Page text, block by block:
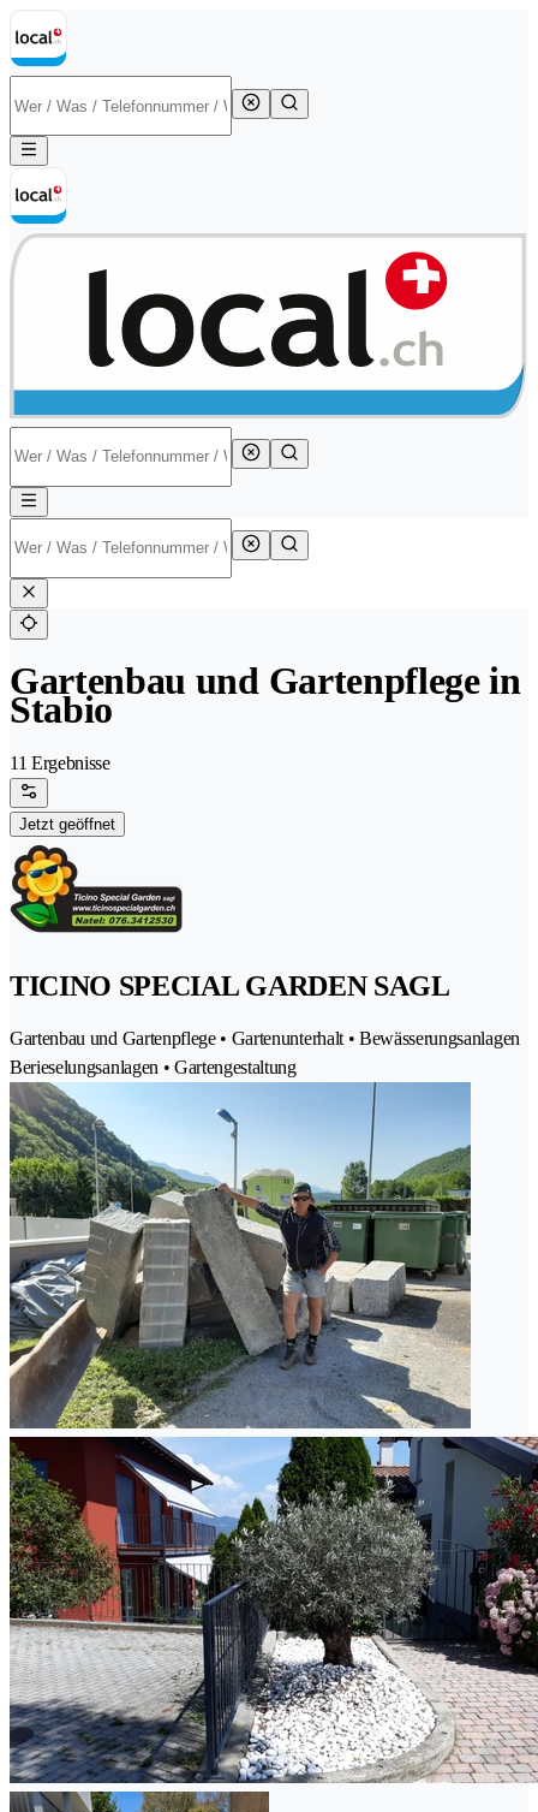
Gartenbau und Gartenpflege in
Stabio
11 Ergebnisse
Jetzt geöffnet
TICINO SPECIAL GARDEN SAGL
Gartenbau und Gartenpflege • Gartenunterhalt • Bewässerungsanlagen
Berieselungsanlagen • Gartengestaltung